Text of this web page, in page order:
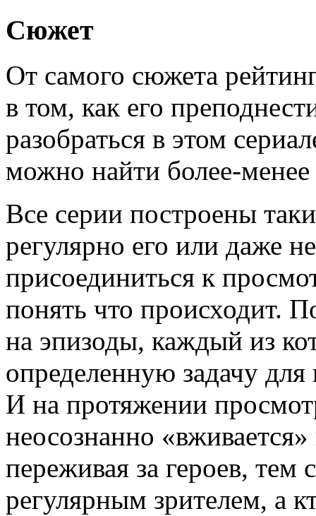
Сюжет
От самого сюжета
в том, как его
разобраться в этом
можно найти более-менее
Все серии построены
регулярно его или даже
присоединиться к
понять что происходит.
на эпизоды, каждый из
определенную задачу
И на протяжении
неосознанно
переживая за героев, тем
регулярным зрителем, а